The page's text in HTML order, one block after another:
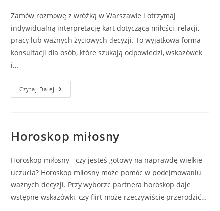
Pić,
Przyciągnąć
Szczęście?
Zamów rozmowę z wróżką w Warszawie i otrzymaj
indywidualną interpretację kart dotyczącą miłości, relacji,
pracy lub ważnych życiowych decyzji. To wyjątkowa forma
konsultacji dla osób, które szukają odpowiedzi, wskazówek
i…
Czytaj Dalej Zamów
Rozmowę
Profesjonalne
Wróżbiarstwo
Horoskop miłosny
Horoskop miłosny - czy jesteś gotowy na naprawdę wielkie
uczucia? Horoskop miłosny może pomóc w podejmowaniu
ważnych decyzji. Przy wyborze partnera horoskop daje
wstępne wskazówki, czy flirt może rzeczywiście przerodzić…